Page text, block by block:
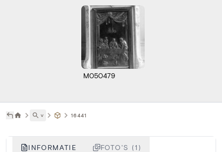
M050479
˅ 16441
INFORMATIE FOTO'S (1)